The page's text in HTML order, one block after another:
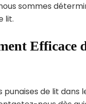
sommes
lit.
Efficace
de lit dans